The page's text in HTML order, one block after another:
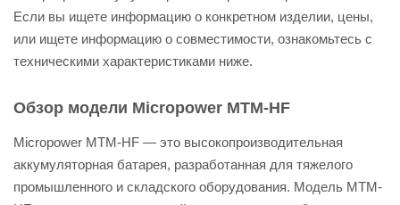
Если вы ищете информацию о конкретном изделии, цены,
или ищете информацию о совместимости, ознакомьтесь с
техническими характеристиками ниже.
Обзор модели Micropower MTM-HF
Micropower MTM-HF — это высокопроизводительная
аккумуляторная батарея, разработанная для тяжелого
промышленного и складского оборудования. Модель MTM-